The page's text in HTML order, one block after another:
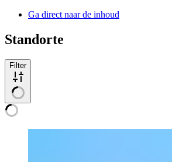
Ga direct naar de inhoud
Standorte
Filter